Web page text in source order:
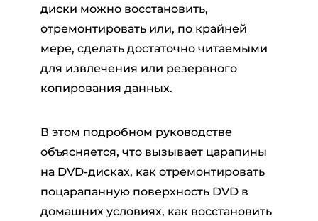
диски можно восстановить,
отремонтировать или, по крайней
мере, сделать достаточно читаемыми
для извлечения или резервного
копирования данных.
В этом подробном руководстве
объясняется, что вызывает царапины
на DVD-дисках, как отремонтировать
поцарапанную поверхность DVD в
домашних условиях, как восстановить